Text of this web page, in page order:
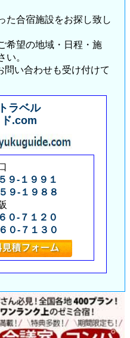
た合宿施設をお探し致し
希望の地域・日程・施
い。
問い合わせも受け付けて
ラベル
.com
９-１９９１
９-１９８８
０-７１２０
０-７１３０